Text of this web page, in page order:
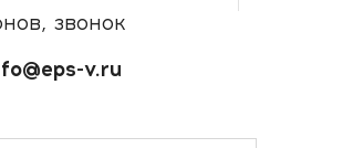
звонок
v.ru